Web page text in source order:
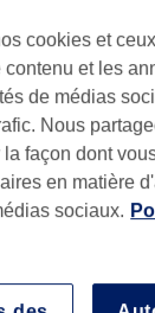
cookies et
et les
de médias
Nous
façon dont
en matière
sociaux.